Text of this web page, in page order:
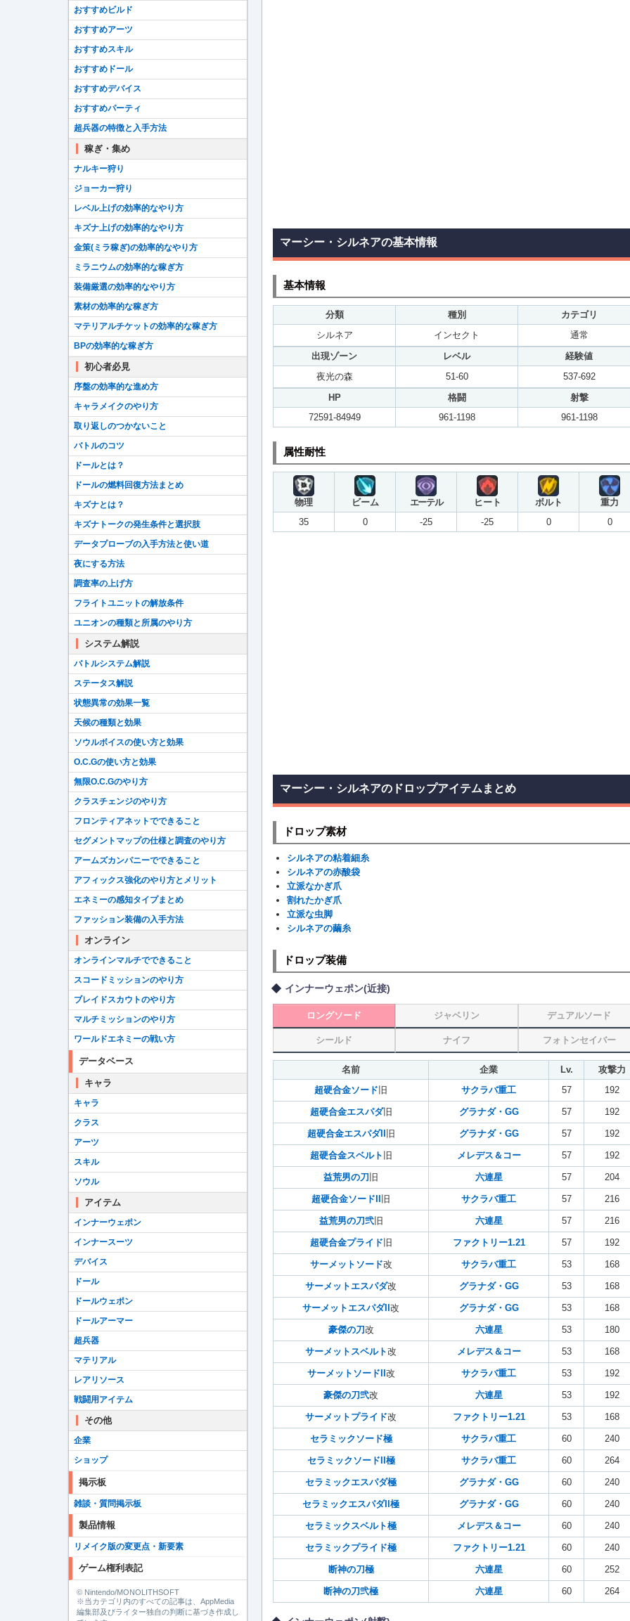
マーシー・シルネアの基本情報
基本情報
分類 種別
カテゴリ
シルネア
インセクト
通常
出現ゾーン
レベル
経験値
夜光の森
51-60
537-692
HP
格闘
射撃
72591-84949
961-1198 961-1198
属性耐性
物理 ビーム エーテル ヒート ボルト
重力
35
0 -25 -25 0 0
マーシー・シルネアのドロップアイテムまとめ
ドロップ素材
シルネアの粘着細糸
シルネアの赤酸袋
立派なかぎ爪
割れたかぎ爪
立派な虫脚
シルネアの繭糸
ドロップ装備
インナーウェポン(近接)
ロングソード ジャベリン デュアルソード
シールド ナイフ フォトンセイバー
名前 企業 Lv.
攻撃力
超硬合金ソード 旧 サクラバ重工 57 192
超硬合金エスパダ旧 グラナダ・GG 57 192
超硬合金エスパダII 旧 グラナダ・GG 57 192
超硬合金スベルト 旧 メレデス＆コー 57 192
益荒男の刀 旧 六連星 57 204
超硬合金ソードII 旧 サクラバ重工 57 216
益荒男の刀弐旧 六連星 57 216
超硬合金プライド 旧 ファクトリー1.21 57 192
サーメットソード改 サクラバ重工 53 168
サーメットエスパダ改 グラナダ・GG 53 168
サーメットエスパダII 改 グラナダ・GG 53 168
豪傑の刀改 六連星 53 180
サーメットスベルト改 メレデス＆コー 53 168
サーメットソードII 改 サクラバ重工 53 192
豪傑の刀弐改 六連星 53 192
サーメットプライド改 ファクトリー1.21 53 168
セラミックソード極 サクラバ重工 60 240
セラミックソードII極 サクラバ重工 60 264
セラミックエスパダ極 グラナダ・GG 60 240
セラミックエスパダII極 グラナダ・GG 60 240
セラミックスベルト極 メレデス＆コー 60 240
セラミックプライド極 ファクトリー1.21 60 240
断神の刀極 六連星 60 252
断神の刀弐極 六連星 60 264
おすすめビルド
おすすめアーツ
おすすめスキル
おすすめドール
おすすめデバイス
おすすめパーティ
超兵器の特徴と入手方法
稼ぎ・集め
ナルキー狩り
ジョーカー狩り
レベル上げの効率的なやり方
キズナ上げの効率的なやり方
金策(ミラ稼ぎ)の効率的なやり方
ミラニウムの効率的な稼ぎ方
装備厳選の効率的なやり方
素材の効率的な稼ぎ方
マテリアルチケットの効率的な稼ぎ方
BPの効率的な稼ぎ方
初心者必見
序盤の効率的な進め方
キャラメイクのやり方
取り返しのつかないこと
バトルのコツ
ドールとは？
ドールの燃料回復方法まとめ
キズナとは？
キズナトークの発生条件と選択肢
データプローブの入手方法と使い道
夜にする方法
調査率の上げ方
フライトユニットの解放条件
ユニオンの種類と所属のやり方
システム解説
バトルシステム解説
ステータス解説
状態異常の効果一覧
天候の種類と効果
ソウルボイスの使い方と効果
O.C.Gの使い方と効果
無限O.C.Gのやり方
クラスチェンジのやり方
フロンティアネットでできること
セグメントマップの仕様と調査のやり方
アームズカンパニーでできること
アフィックス強化のやり方とメリット
エネミーの感知タイプまとめ
ファッション装備の入手方法
オンライン
オンラインマルチでできること
スコードミッションのやり方
ブレイドスカウトのやり方
マルチミッションのやり方
ワールドエネミーの戦い方
データベース
キャラ
キャラ
クラス
アーツ
スキル
ソウル
アイテム
インナーウェポン
インナースーツ
デバイス
ドール
ドールウェポン
ドールアーマー
超兵器
マテリアル
レアリソース
戦闘用アイテム
その他
企業
ショップ
掲示板
雑談・質問掲示板
製品情報
リメイク版の変更点・新要素
ゲーム権利表記
© Nintendo/MONOLITHSOFT
※当カテゴリ内のすべての記事は、AppMedia
編集部及びライター独自の判断に基づき作成し